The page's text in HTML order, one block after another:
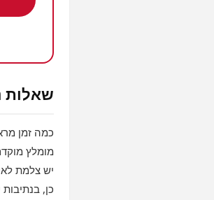
שאלות
כמה זמן
מומלץ
יש צלמת
כן,